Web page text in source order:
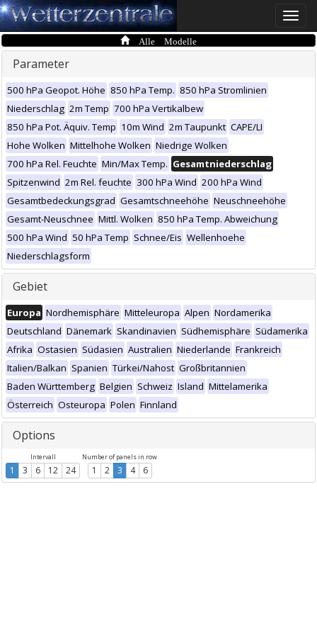
Toggle
Alle Modelle
Parameter
500 hPa Geopot. Höhe 850 hPa Temp. 850 hPa Stromlinien
Niederschlag 2m Temp 700 hPa Vertikalbew
850 hPa Pot. Äquiv. Temp 10m Wind 2m Taupunkt CAPE/LI
Hohe Wolken Mittelhohe Wolken Niedrige Wolken
700 hPa Rel. Feuchte Min/Max Temp. Gesamtniederschlag
Spitzenwind 2m Rel. feuchte 300 hPa Wind 200 hPa Wind
Gesamtbedeckungsgrad Gesamtschneehöhe Neuschneehöhe
Gesamt-Neuschnee Mittl. Wolken 850 hPa Temp. Abweichung
500 hPa Wind 50 hPa Temp Schnee/Eis Wellenhoehe
Niederschlagsform
Gebiet
Europa Nordhemisphäre Mitteleuropa Alpen Nordamerika
Deutschland Dänemark Skandinavien Südhemisphäre Südamerika
Afrika Ostasien Südasien Australien Niederlande Frankreich
Italien/Balkan Spanien Türkei/Nahost Großbritannien
Baden Württemberg Belgien Schweiz Island Mittelamerika
Österreich Osteuropa Polen Finnland
Options
Intervall
1 3 6 12 24
Number of panels in row
1 2 3 4 6